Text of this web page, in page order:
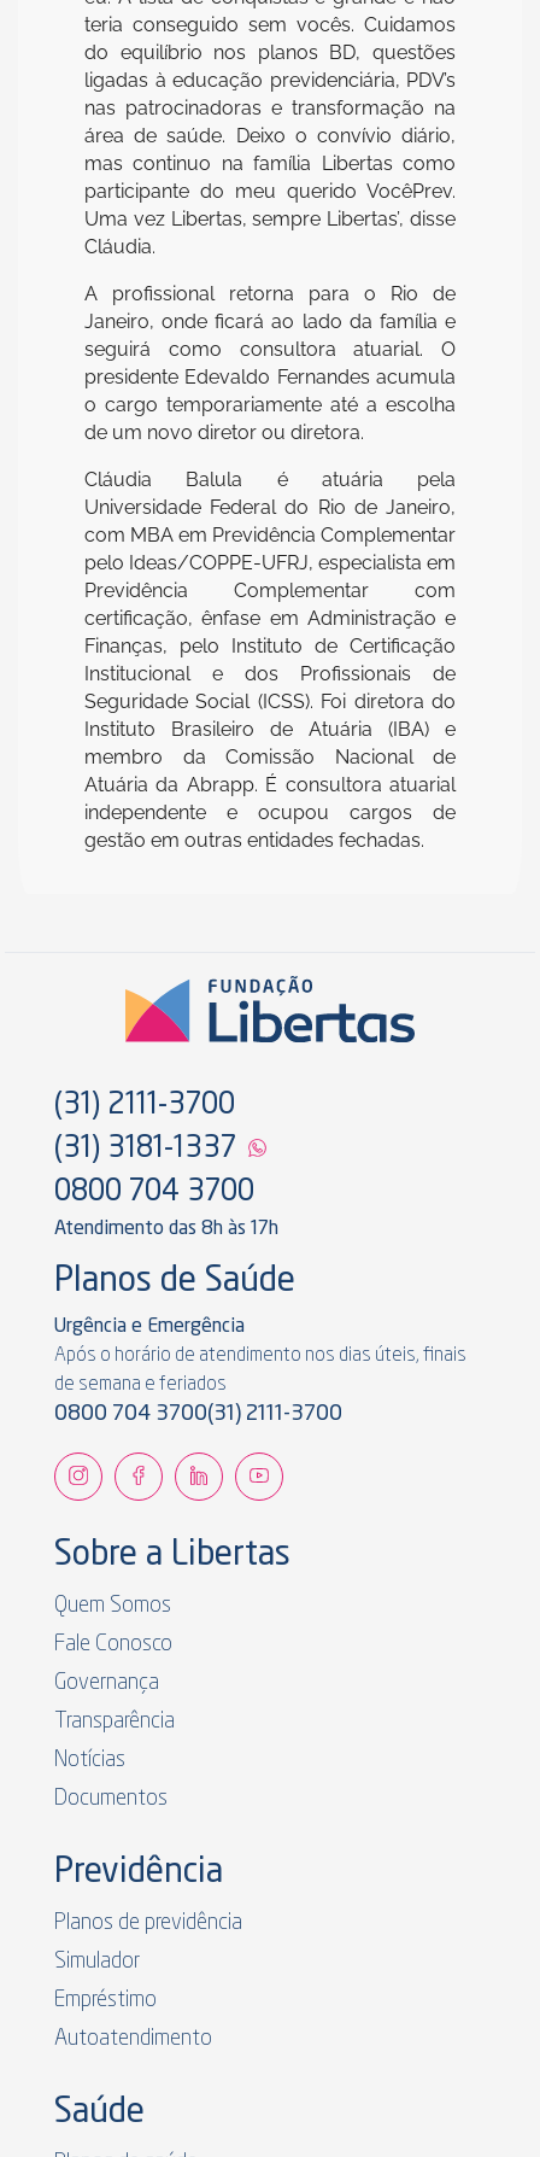
teria conseguido sem vocês. Cuidamos
do equilíbrio nos planos BD, questões
ligadas à educação previdenciária, PDV’s
nas patrocinadoras e transformação na
área de saúde. Deixo o convívio diário,
mas continuo na família Libertas como
participante do meu querido VocêPrev.
Uma vez Libertas, sempre Libertas’, disse
Cláudia.
A profissional retorna para o Rio de
Janeiro, onde ficará ao lado da família e
seguirá como consultora atuarial. O
presidente Edevaldo Fernandes acumula
o cargo temporariamente até a escolha
de um novo diretor ou diretora.
Cláudia Balula é atuária pela
Universidade Federal do Rio de Janeiro,
com MBA em Previdência Complementar
pelo Ideas/COPPE-UFRJ, especialista em
Previdência Complementar com
certificação, ênfase em Administração e
Finanças, pelo Instituto de Certificação
Institucional e dos Profissionais de
Seguridade Social (ICSS). Foi diretora do
Instituto Brasileiro de Atuária (IBA) e
membro da Comissão Nacional de
Atuária da Abrapp. É consultora atuarial
independente e ocupou cargos de
gestão em outras entidades fechadas.
(31) 2111-3700
(31) 3181-1337
0800 704 3700
Atendimento das 8h às 17h
Planos de Saúde
Urgência e Emergência
Após o horário de atendimento nos dias úteis, finais
de semana e feriados
0800 704 3700(31) 2111-3700
Sobre a Libertas
Quem Somos
Fale Conosco
Governança
Transparência
Notícias
Documentos
Previdência
Planos de previdência
Simulador
Empréstimo
Autoatendimento
Saúde